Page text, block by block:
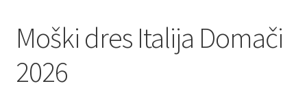
Kontaktiraj nas
Košarica
Moški dres Italija Domači
2026